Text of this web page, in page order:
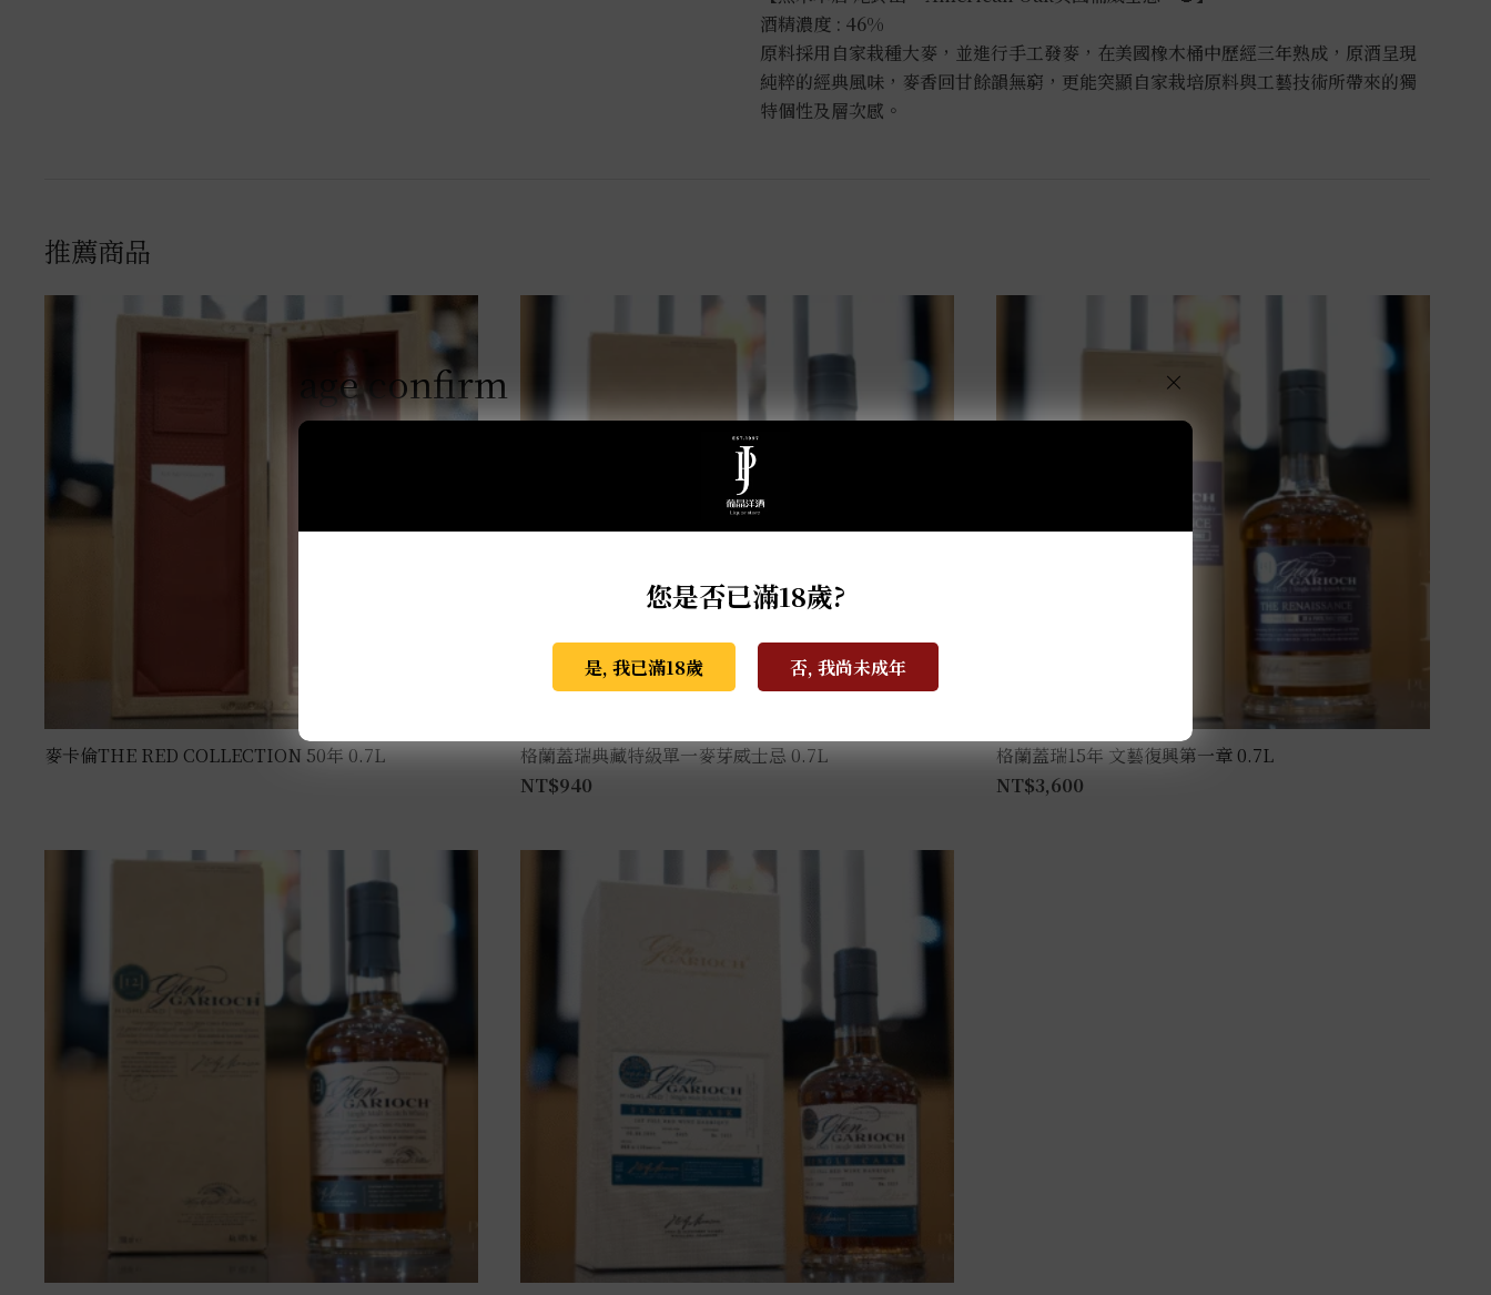
酒精濃度 : 46%
原料採用自家栽種大麥，並進行手工發麥，在美國橡木桶中歷經三年熟成，原酒呈現
純粹的經典風味，麥香回甘餘韻無窮，更能突顯自家栽培原料與工藝技術所帶來的獨
特個性及層次感。
推薦商品
麥卡倫THE RED COLLECTION 50年 0.7L
格蘭蓋瑞典藏特級單一麥芽威士忌 0.7L
NT$940
格蘭蓋瑞15年 文藝復興第一章 0.7L
NT$3,600
age confirm
您是否已滿18歲?
是, 我已滿18歲 否, 我尚未成年
×